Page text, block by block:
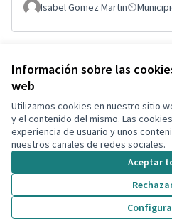
Información sobre las
web
Utilizamos cookies en nuestro sitio
y el contenido del mismo. Las
experiencia de usuario y unos
nuestros canales de redes sociales.
Aceptar
Isabel Gomez Martin
Ver todas las propuestas retiradas
Términos y condiciones de uso
Configuración de cookies
Decidim Calafell en X
(Enlace externo)
Decidim Calafell en Facebook
Decidim Calafell en
Decidim Calafell en
(Enlace externo)
Web creada consoftware libre .